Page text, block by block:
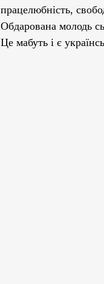
працелюбність,
Обдарована молодь
Це мабуть і є